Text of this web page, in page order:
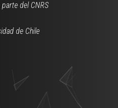
del CNRS
de Chile